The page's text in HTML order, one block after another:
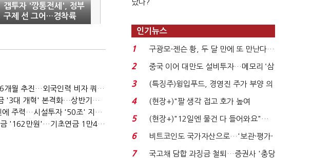
갭투자 '깡통전세', 정부
구제 선 그어…경착륙
방지책은 '강구'
(2023년 경제방향)육아휴직 1년6개월 추진…외국인력 비자 쿼터 11만명 확대
(2023년 경제방향)노동·교육·연금 '3대 개혁' 본격화…상반기엔 근로시간 개편
(2023년 경제방향)기업투자 촉진에 주력…시설투자 '50조' 지원·공제율 10%↑
(2023년 경제방향)긴급복지지원금 '162만원'…기초연금 1만4000원·장애수당 2만원↑
났다?
인기뉴스
1
구광모-젠슨 황, 두 달 만에 또 만난다…
로봇·AI 등 논...
2
중국 이어 대만도 설비투자…메모리 ‘삼
국전쟁’
3
(특징주)윙입푸드, 경영진 주가 부양 의
지에 상한가...
4
(현장+)"팔 생각 접고 호가 높여
요"…'덜 똘똘한 한 채' 20...
5
(현장+)"12일엔 물건 다 들어와요"…
빈 매대 채우며 문 연 ...
6
비트코인도 국가자산으로…'보관·평가·
처분' 기준은 ...
7
국고채 담합 과징금 철퇴…증권사 '충당